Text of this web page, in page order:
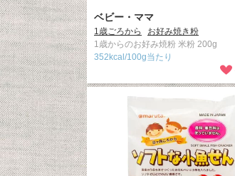
ベビー・ママ
1歳ごろから
お好み焼き粉
1歳からのお好み焼粉 米粉 200g
352kcal/100g当たり